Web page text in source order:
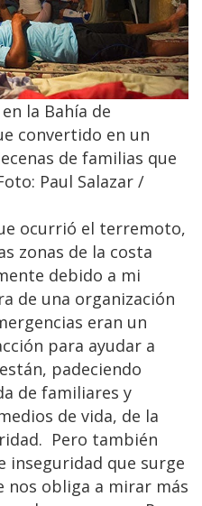
la Bahía de
convertido en un
de familias que
Paul Salazar /
ocurrió el terremoto,
zonas de la costa
debido a mi
de una organización
eran un
para ayudar a
padeciendo
de familiares y
de vida, de la
Pero también
inseguridad que surge
nos obliga a mirar más